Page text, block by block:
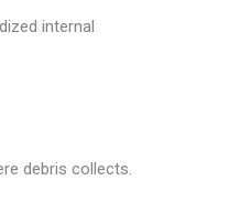
internal
debris collects.